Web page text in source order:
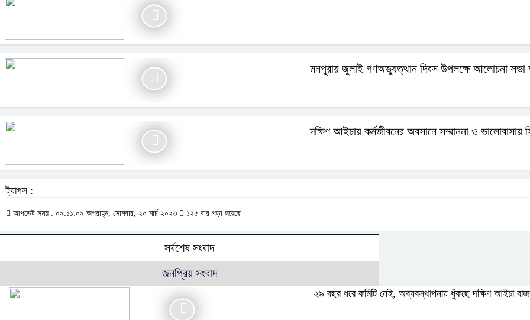
মনপুরায় জুলাই গণঅভ্যুত্থান দিবস উপলক্ষে আলোচনা সভা
দক্ষিণ আইচায় কর্মজীবনের অবসানে সম্মাননা ও ভালোবাসায়
ট্যাগস :
আপডেট সময় : ০৯:১১:০৯ অপরাহ্ন, সোমবার, ২০ মার্চ ২০২৩ ১২৫ বার পড়া হয়েছে
সর্বশেষ সংবাদ
জনপ্রিয় সংবাদ
২৯ বছর ধরে কমিটি নেই, অব্যবস্থাপনায় ধুঁকছে দক্ষিণ আইচা